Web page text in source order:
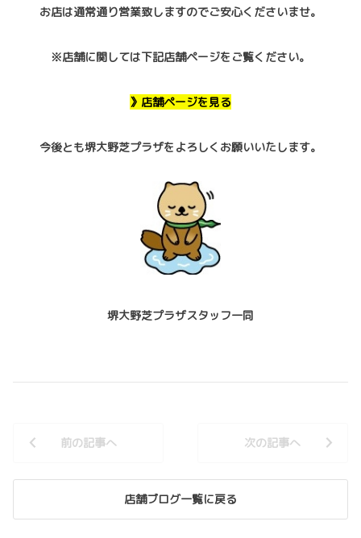
お店は通常通り営業致しますのでご安心くださいませ。
※店舗に関しては下記店舗ページをご覧ください。
》店舗ページを見る
今後とも堺大野芝プラザをよろしくお願いいたします。
堺大野芝プラザスタッフ一同
前の記事へ
店舗ブログ一覧に戻る
次の記事へ